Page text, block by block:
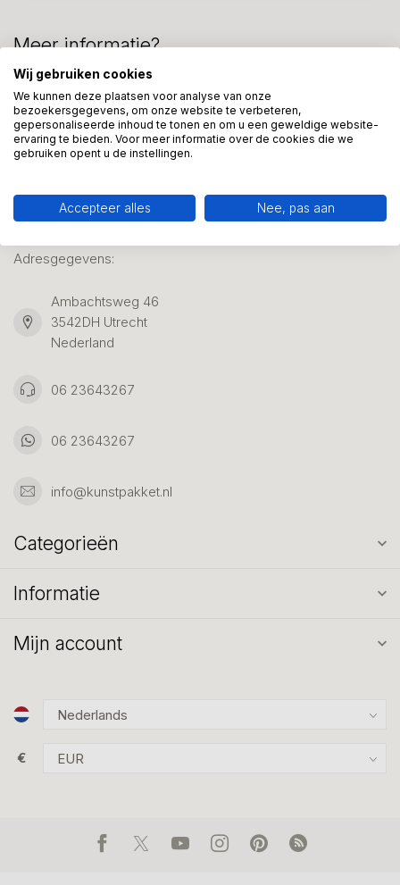
Meer informatie?
We helpen graag met uw keuze of geven advies, bel of app
ons 7 dagen per week: 06-23643267
Klantenservice
Adresgegevens:
Ambachtsweg 46
3542DH Utrecht
Nederland
06 23643267
06 23643267
info@kunstpakket.nl
Categorieën
Informatie
Mijn account
€
Wij gebruiken cookies
We kunnen deze plaatsen voor analyse van onze
bezoekersgegevens, om onze website te verbeteren,
gepersonaliseerde inhoud te tonen en om u een geweldige website-
ervaring te bieden. Voor meer informatie over de cookies die we
gebruiken opent u de instellingen.
Accepteer alles Nee, pas aan